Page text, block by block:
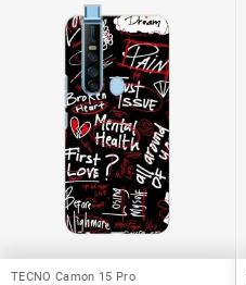
TECNO Camon 15 Pro